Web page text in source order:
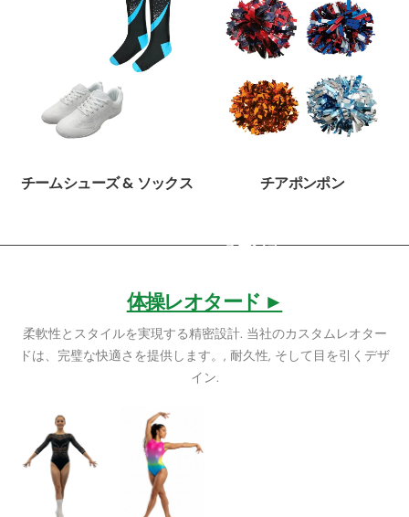
チームシューズ & ソックス チアポンポン
体操レオタード ►
柔軟性とスタイルを実現する精密設計. 当社のカスタムレオター
ドは、完璧な快適さを提供します。, 耐久性, そして目を引くデザ
イン.
ューショ